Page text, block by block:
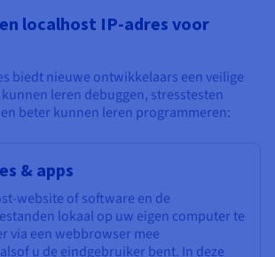
localhost IP-adres voor
biedt nieuwe ontwikkelaars een veilige
leren debuggen, stresstesten
beter kunnen leren programmeren:
& apps
website of software en de
lokaal op uw eigen computer te
via een webbrowser mee
u de eindgebruiker bent. In deze